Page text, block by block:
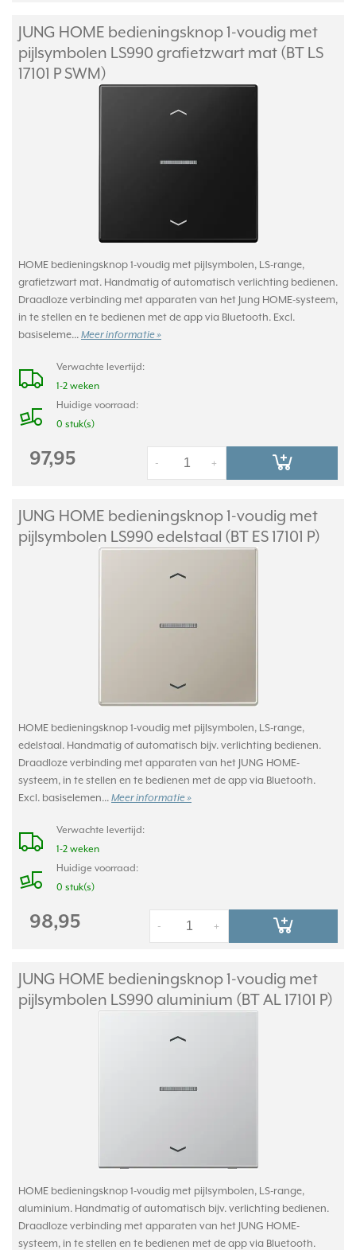
JUNG HOME bedieningsknop 1-voudig met
pijlsymbolen LS990 grafietzwart mat (BT LS
17101 P SWM)
HOME bedieningsknop 1-voudig met pijlsymbolen, LS-range,
grafietzwart mat. Handmatig of automatisch verlichting bedienen.
Draadloze verbinding met apparaten van het Jung HOME-systeem,
in te stellen en te bedienen met de app via Bluetooth. Excl.
basiseleme... Meer informatie »
Verwachte levertijd:
1-2 weken
Huidige voorraad:
0 stuk(s)
97,95 +
-
JUNG HOME bedieningsknop 1-voudig met
pijlsymbolen LS990 edelstaal (BT ES 17101 P)
HOME bedieningsknop 1-voudig met pijlsymbolen, LS-range,
edelstaal. Handmatig of automatisch bijv. verlichting bedienen.
Draadloze verbinding met apparaten van het JUNG HOME-
systeem, in te stellen en te bedienen met de app via Bluetooth.
Excl. basiselemen... Meer informatie »
Verwachte levertijd:
1-2 weken
Huidige voorraad:
0 stuk(s)
98,95 +
-
JUNG HOME bedieningsknop 1-voudig met
pijlsymbolen LS990 aluminium (BT AL 17101 P)
HOME bedieningsknop 1-voudig met pijlsymbolen, LS-range,
aluminium. Handmatig of automatisch bijv. verlichting bedienen.
Draadloze verbinding met apparaten van het JUNG HOME-
systeem, in te stellen en te bedienen met de app via Bluetooth.